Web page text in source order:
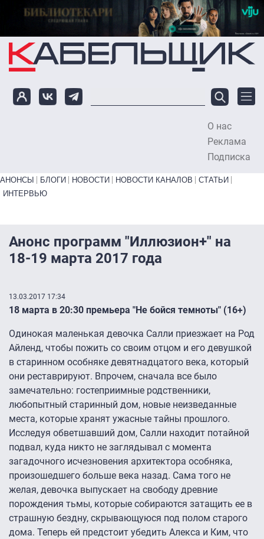
Перейти к основному содержанию
О нас
Реклама
Подписка
Primary links bottom
АНОНСЫ БЛОГИ НОВОСТИ НОВОСТИ КАНАЛОВ
СТАТЬИ
ИНТЕРВЬЮ
Анонс программ "Иллюзион+" на
18-19 марта 2017 года
13.03.2017 17:34
18 марта в 20:30 премьера "Не бойся темноты" (16+)
Одинокая маленькая девочка Салли приезжает на Род
Айленд, чтобы пожить со своим отцом и его девушкой
в старинном особняке девятнадцатого века, который
они реставрируют. Впрочем, сначала все было
замечательно: гостеприимные родственники,
любопытный старинный дом, новые неизведанные
места, которые хранят ужасные тайны прошлого.
Исследуя обветшавший дом, Салли находит потайной
подвал, куда никто не заглядывал с момента
загадочного исчезновения архитектора особняка,
произошедшего больше века назад. Сама того не
желая, девочка выпускает на свободу древние
порождения тьмы, которые собираются затащить ее в
страшную бездну, скрывающуюся под полом старого
дома. Теперь ей предстоит убедить Алекса и Ким, что